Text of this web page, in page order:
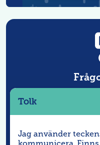
Tolk
Jag använder
kommunicera.